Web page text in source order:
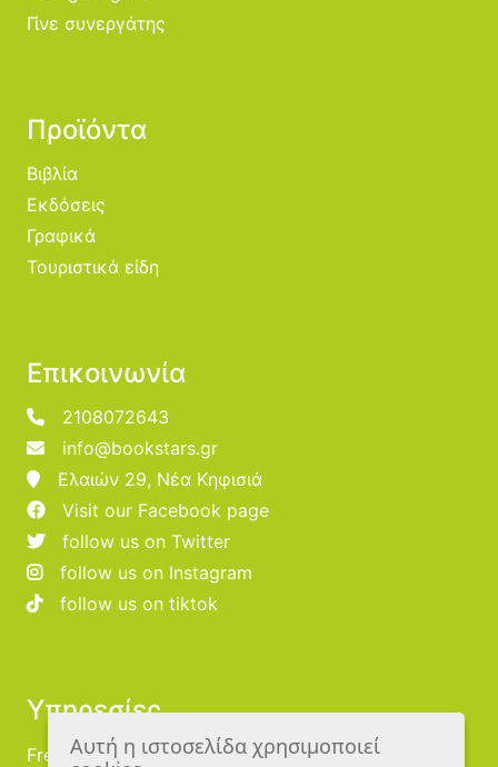
Γίνε συνεργάτης
Προϊόντα
Βιβλία
Εκδόσεις
Γραφικά
Τουριστικά είδη
Επικοινωνία
2108072643
info@bookstars.gr
Ελαιών 29, Νέα Κηφισιά
Visit our Facebook page
follow us on Twitter
follow us on Instagram
follow us on tiktok
Υπηρεσίες
Free Publishing
Αυτή η ιστοσελίδα χρησιμοποιεί